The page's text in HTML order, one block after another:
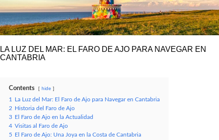
LA LUZ DEL MAR: EL FARO DE AJO PARA NAVEGAR EN
CANTABRIA
Contents hide
1
La Luz del Mar: El Faro de Ajo para Navegar en Cantabria
2
Historia del Faro de Ajo
3
El Faro de Ajo en la Actualidad
4 Visitas al Faro de Ajo
5
El Faro de Ajo: Una Joya en la Costa de Cantabria